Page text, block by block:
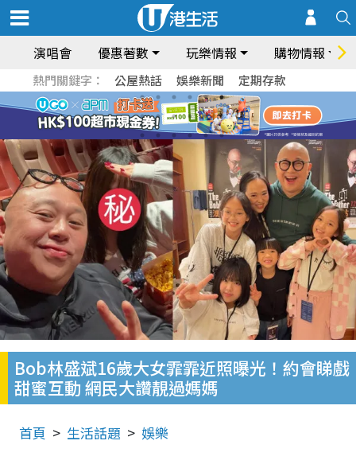
演唱會 優惠著數 玩樂情報 購物情報
熱門關鍵字： 公屋熱話 娛樂新聞 定期存款
Bob林盛斌16歲大女霏霏近照曝光！約會睇戲
甜蜜互動 網民大讚靚過媽媽
首頁 生活話題 娛樂